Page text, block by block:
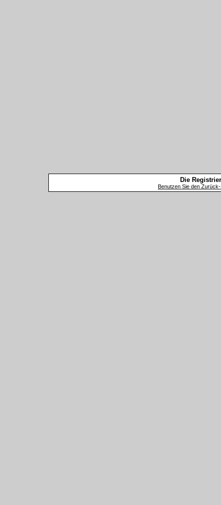
Die
Benutzen Sie den